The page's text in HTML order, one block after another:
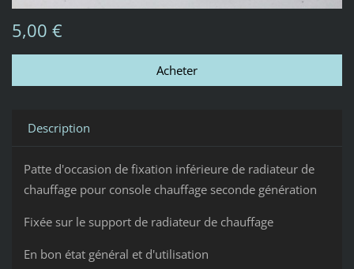
5,00 €
Description
Patte d'occasion de fixation inférieure de radiateur de
chauffage pour console chauffage seconde génération
Fixée sur le support de radiateur de chauffage
En bon état général et d'utilisation